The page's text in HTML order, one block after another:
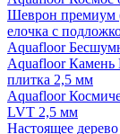
Шеврон премиум
елочка с
Aquafloor
Aquafloor
плитка 2,5 мм
Aquafloor
LVT 2,5 мм
Настоящее